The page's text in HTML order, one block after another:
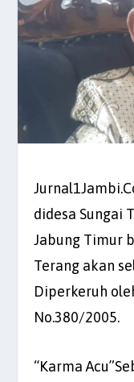
didesa Sungai
Jabung Timur
Terang akan
Diperkeruh
No.380/2005.
“Karma